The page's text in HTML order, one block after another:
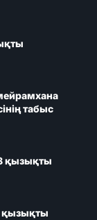
табыс
қызықты
қызықты